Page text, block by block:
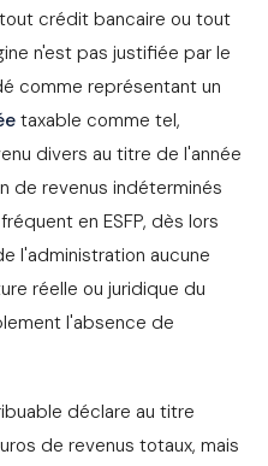
crédit bancaire ou tout
n'est pas justifiée par le
comme représentant un
taxable comme tel,
divers au titre de l'année
de revenus indéterminés
en ESFP, dès lors
l'administration aucune
réelle ou juridique du
l'absence de
déclare au titre
de revenus totaux, mais